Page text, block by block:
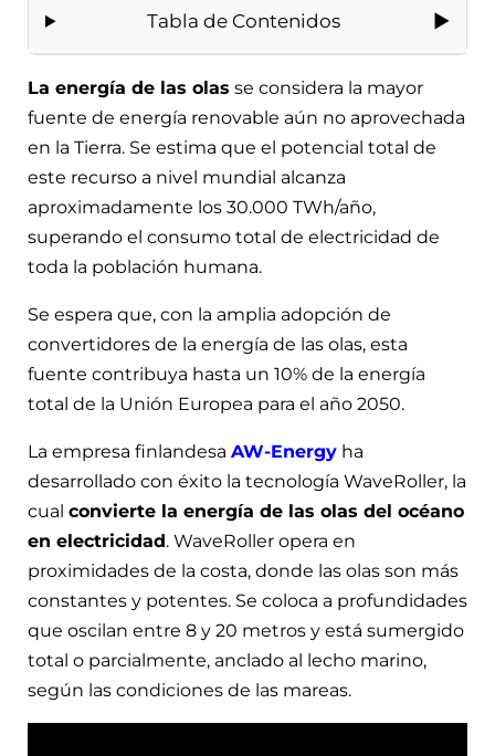
Tabla de Contenidos
La energía de las olas se considera la mayor
fuente de energía renovable aún no aprovechada
en la Tierra. Se estima que el potencial total de
este recurso a nivel mundial alcanza
aproximadamente los 30.000 TWh/año,
superando el consumo total de electricidad de
toda la población humana.
Se espera que, con la amplia adopción de
convertidores de la energía de las olas, esta
fuente contribuya hasta un 10% de la energía
total de la Unión Europea para el año 2050.
La empresa finlandesa AW-Energy ha
desarrollado con éxito la tecnología WaveRoller, la
cual convierte la energía de las olas del océano
en electricidad. WaveRoller opera en
proximidades de la costa, donde las olas son más
constantes y potentes. Se coloca a profundidades
que oscilan entre 8 y 20 metros y está sumergido
total o parcialmente, anclado al lecho marino,
según las condiciones de las mareas.